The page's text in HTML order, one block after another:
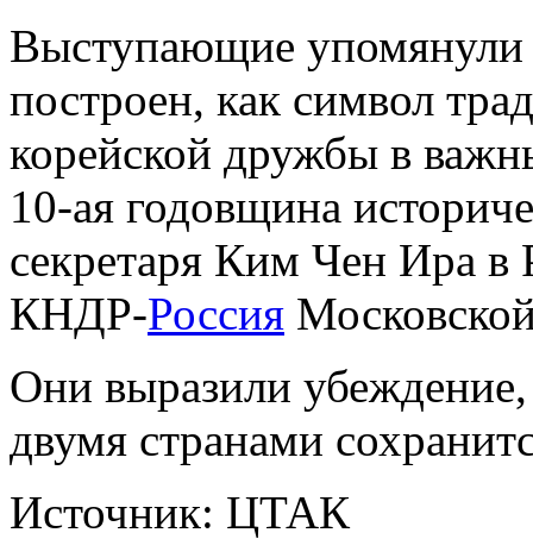
Выступающие упомянули
построен, как символ
корейской дружбы в
10-ая годовщина
секретаря Ким Чен Ира в
КНДР-Россия
Они выразили
двумя странами
Источник: ЦТАК